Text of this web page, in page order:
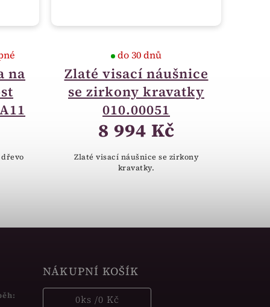
na
Zlaté visací náušnice
se zirkony kravatky
010.00051
do 30 dnů
8 994 Kč
Zlaté visací náušnice se zirkony
kravatky.
NÁKUPNÍ KOŠÍK
0ks /0 Kč